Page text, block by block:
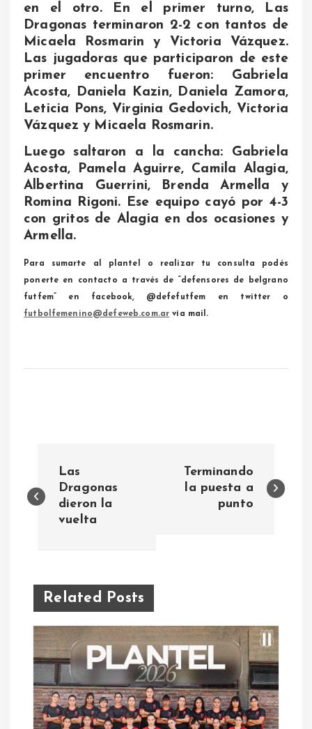
en el otro. En el primer turno, Las
Dragonas terminaron 2-2 con tantos de
Micaela Rosmarin y Victoria Vázquez.
Las jugadoras que participaron de este
primer encuentro fueron: Gabriela
Acosta, Daniela Kazin, Daniela Zamora,
Leticia Pons, Virginia Gedovich, Victoria
Vázquez y Micaela Rosmarin.
Luego saltaron a la cancha: Gabriela
Acosta, Pamela Aguirre, Camila Alagia,
Albertina Guerrini, Brenda Armella y
Romina Rigoni. Ese equipo cayó por 4-3
con gritos de Alagia en dos ocasiones y
Armella.
Para sumarte al plantel o realizar tu consulta podés
ponerte en contacto a través de “defensores de belgrano
futfem” en facebook, @defefutfem en twitter o
futbolfemenino@defeweb.com.ar vía mail.
a
a
c
Las
Dragonas
dieron la
vuelta
Terminando
la puesta a
punto
Related Posts